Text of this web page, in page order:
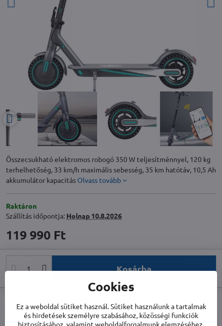
Összecsukható elektromos robogó 350 W teljesítménnyel, 120 kg
terhelhetőség, 33 km/h maximális sebesség, 35 km hatótáv, 10,5 Ah
akkumulátor kapacitás Olvass tovább
Raktáron
Szállítás időpontja: Holnap 10.8.2026
119 990 Ft
Kosárba
Készletszám:T350PRO0605
Cookies
Ez a weboldal sütiket használ. Sütiket használunk a tartalmak
és hirdetések személyre szabásához, közösségi funkciók
biztosításához, valamint weboldalforgalmunk elemzéséhez.